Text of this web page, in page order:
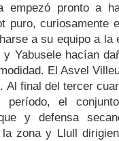
empezó pronto a
puro, curiosamente
a su equipo a la
y Yabusele hacían
El Asvel
Al final del tercer
el
y defensa
zona y Llull